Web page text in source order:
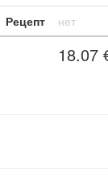
Рецепт
нет
18.07